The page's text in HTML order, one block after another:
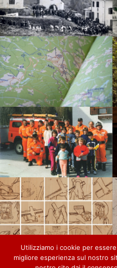
Utilizziamo i cookie per
migliore esperienza sul nostro